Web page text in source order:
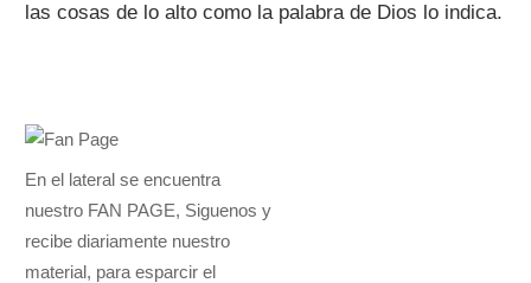
las cosas de lo alto como la palabra de Dios lo indica.
En el lateral se encuentra
nuestro FAN PAGE, Siguenos y
recibe diariamente nuestro
material, para esparcir el